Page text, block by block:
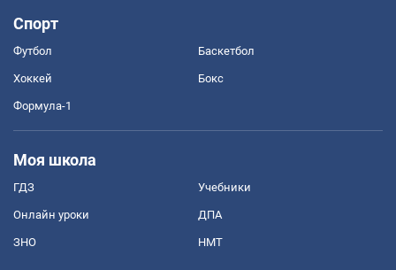
Спорт
Футбол Баскетбол
Хоккей Бокс
Формула-1
Моя школа
ГДЗ Учебники
Онлайн уроки ДПА
ЗНО НМТ